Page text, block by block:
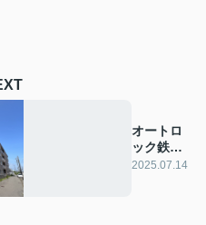
オートロ
ック鉄好
き必見！
2025.07.14